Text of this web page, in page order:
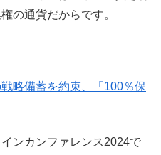
の通貨だからです。
略備蓄を約束、「100％保
ンカンファレンス2024で